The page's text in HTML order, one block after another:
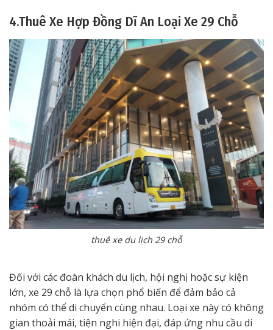
4.Thuê Xe Hợp Đồng Dĩ An Loại Xe 29 Chỗ
thuê xe du lịch 29 chỗ
Đối với các đoàn khách du lịch, hội nghị hoặc sự kiện
lớn, xe 29 chỗ là lựa chọn phổ biến để đảm bảo cả
nhóm có thể di chuyển cùng nhau. Loại xe này có không
gian thoải mái, tiện nghi hiện đại, đáp ứng nhu cầu di